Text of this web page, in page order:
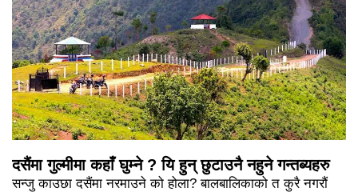
दसैंमा गुल्मीमा कहाँ घुम्ने ? यि हुन् छुटाउनै नहुने गन्तब्यहरु
सन्जु काउछा दसैंमा नरमाउने को होला? बालबालिकाको त कुरै नगरौं